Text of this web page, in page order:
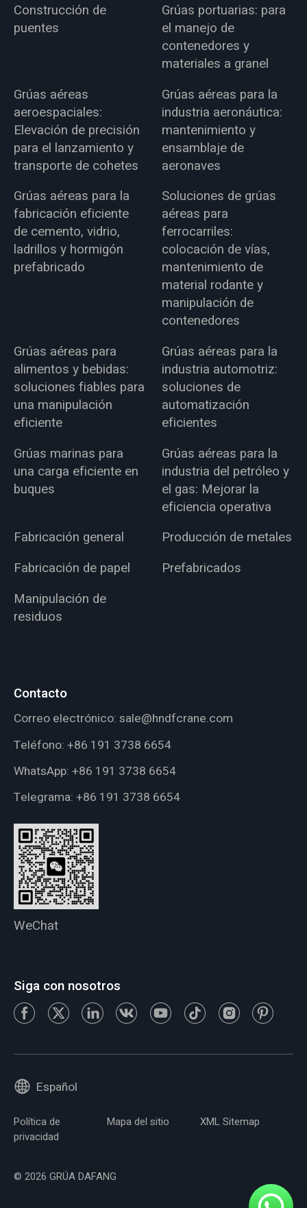
Construcción de
puentes
Grúas portuarias: para
el manejo de
contenedores y
materiales a granel
Grúas aéreas
aeroespaciales:
Elevación de precisión
para el lanzamiento y
transporte de cohetes
Grúas aéreas para la
industria aeronáutica:
mantenimiento y
ensamblaje de
aeronaves
Grúas aéreas para la
fabricación eficiente
de cemento, vidrio,
ladrillos y hormigón
prefabricado
Soluciones de grúas
aéreas para
ferrocarriles:
colocación de vías,
mantenimiento de
material rodante y
manipulación de
contenedores
Grúas aéreas para
alimentos y bebidas:
soluciones fiables para
una manipulación
eficiente
Grúas aéreas para la
industria automotriz:
soluciones de
automatización
eficientes
Grúas marinas para
una carga eficiente en
buques
Grúas aéreas para la
industria del petróleo y
el gas: Mejorar la
eficiencia operativa
Fabricación general
Producción de metales
Fabricación de papel
Prefabricados
Manipulación de
residuos
Contacto
Correo electrónico: sale@hndfcrane.com
Teléfono: +86 191 3738 6654
WhatsApp: +86 191 3738 6654
Telegrama: +86 191 3738 6654
WeChat
Siga con nosotros
Español
Política de
privacidad
Mapa del sitio XML Sitemap
© 2026 GRÚA DAFANG